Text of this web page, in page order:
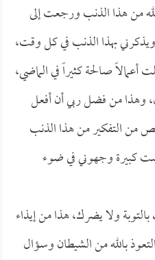
من هذا الذنب ورجعت إلى
ويذكرني بهذا الذنب في كل وقت،
صالحة كثيراً في الماضي،
وهذا من فضل ربي أن أفعل
من التفكير من هذا الذنب
كبيرة وجهوني في ضوء
ولا يضرك، هذا من إيذاء
بالله من الشيطان وسؤال